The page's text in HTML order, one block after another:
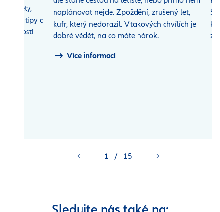
tipy a
naplánovat nejde. Zpoždění, zrušený let,
kufr, který nedorazil. V takových chvílích je
dobré vědět, na co máte nárok.
Více informací
1 / 15